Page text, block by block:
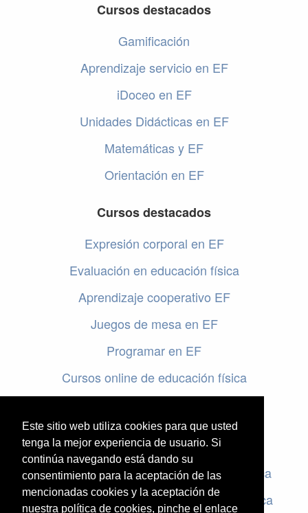
Este sitio web utiliza cookies para que usted
tenga la mejor experiencia de usuario. Si
continúa navegando está dando su
consentimiento para la aceptación de las
mencionadas cookies y la aceptación de
nuestra política de cookies, pinche el enlace
Cursos destacados
Gamificación
Aprendizaje servicio en EF
iDoceo en EF
Unidades Didácticas en EF
Matemáticas y EF
Orientación en EF
Cursos destacados
Expresión corporal en EF
Evaluación en educación física
Aprendizaje cooperativo EF
Juegos de mesa en EF
Programar en EF
Cursos online de educación física
Evaluación en educación física
Criterios de evaluación en educación física
Rúbricas de evaluación en educación física